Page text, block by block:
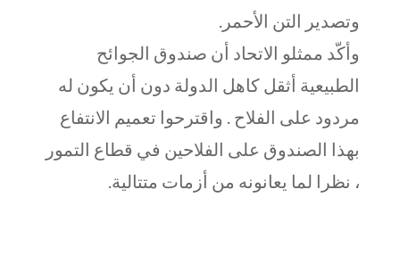
وتصدير التن الأحمر.
وأكّد ممثلو الاتحاد أن صندوق الجوائح
الطبيعية أثقل كاهل الدولة دون أن يكون له
مردود على الفلاح . واقترحوا تعميم الانتفاع
بهذا الصندوق على الفلاحين في قطاع التمور
، نظرا لما يعانونه من أزمات متتالية.